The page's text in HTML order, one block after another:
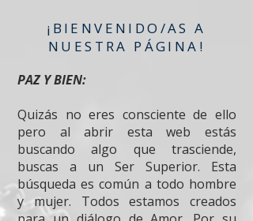
¡BIENVENIDO/AS A
NUESTRA PÁGINA!
PAZ Y BIEN:
Quizás no eres consciente de ello
pero al abrir esta web estás
buscando algo que trasciende,
buscas a un Ser Superior. Esta
búsqueda es común a todo hombre
y mujer. Todos estamos creados